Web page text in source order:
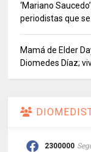
‘Mariano
periodistas que se
Mamá de Elder
Diomedes Díaz;
2300000